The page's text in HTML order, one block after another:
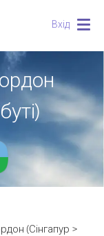
Вхід
(Сінгапур >